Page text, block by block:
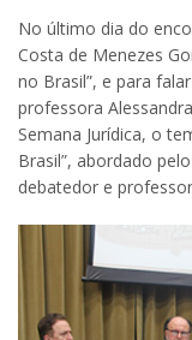
No último dia do
Costa de Menezes
no Brasil”, e para
professora
Semana Jurídica, o
Brasil”, abordado
debatedor e